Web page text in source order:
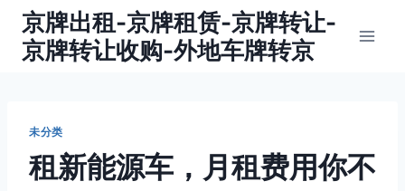
京牌出租-京牌租赁-京牌转让-
京牌转让收购-外地车牌转京
未分类
租新能源车，月租费用你不